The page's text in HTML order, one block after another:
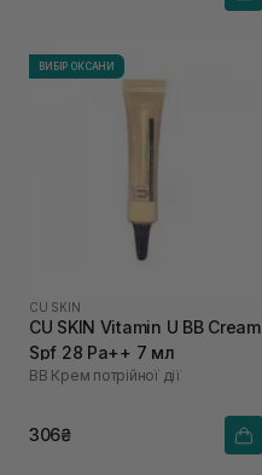
ВИБІР ОКСАНИ
CU SKIN
CU SKIN Vitamin U BB Cream
Spf 28 Pa++ 7 мл
BB Крем потрійної дії
306₴